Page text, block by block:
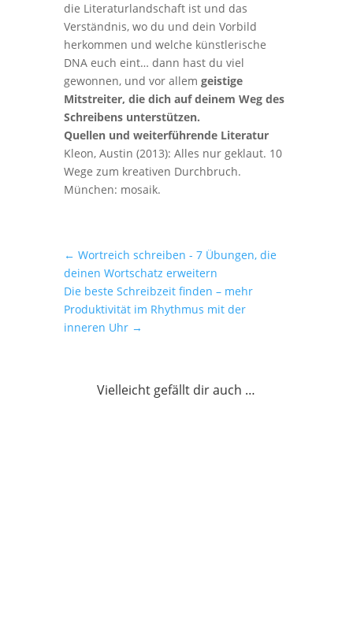
die Literaturlandschaft ist und das
Verständnis, wo du und dein Vorbild
herkommen und welche künstlerische
DNA euch eint… dann hast du viel
gewonnen, und vor allem geistige
Mitstreiter, die dich auf deinem Weg des
Schreibens unterstützen.
Quellen und weiterführende Literatur
Kleon, Austin (2013): Alles nur geklaut. 10
Wege zum kreativen Durchbruch.
München: mosaik.
← Wortreich schreiben - 7 Übungen, die
deinen Wortschatz erweitern
Die beste Schreibzeit finden – mehr
Produktivität im Rhythmus mit der
inneren Uhr→
Vielleicht gefällt dir auch …